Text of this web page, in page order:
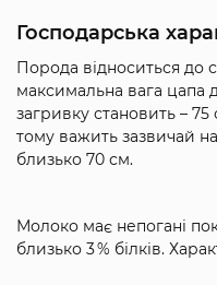
Господарська
Порода відноситься до
максимальна вага цапа
загривку становить –
тому важить зазвичай
близько 70 см.
Молоко має непогані
близько 3 % білків.